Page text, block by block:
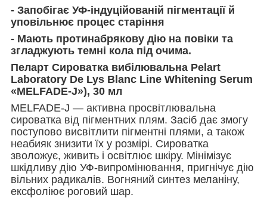
- Запобігає УФ-індуційованій пігментації й
уповільнює процес старіння
- Мають протинабрякову дію на повіки та
згладжують темні кола під очима.
Пеларт Сироватка вибілювальна Pelart
Laboratory De Lys Blanc Line Whitening Serum
«MELFADE-J»), 30 мл
MELFADE-J — активна просвітлювальна
сироватка від пігментних плям. Засіб дає змогу
поступово висвітлити пігментні плями, а також
неабияк знизити їх у розмірі. Сироватка
зволожує, живить і освітлює шкіру. Мінімізує
шкідливу дію УФ-випромінювання, пригнічує дію
вільних радикалів. Вогняний синтез меланіну,
ексфоліює роговий шар.